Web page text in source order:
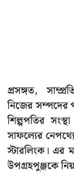
প্রসঙ্গত,
নিজের সম্পদের
শিল্পপতির
সাফল্যের
স্টারলিংক। এর
উপগ্রহপুঞ্জকে